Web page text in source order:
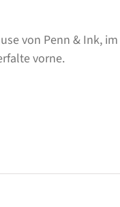
von Penn & Ink,
vorne.